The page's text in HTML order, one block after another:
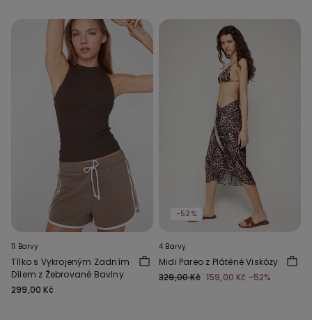
11 Barvy
Tílko s Vykrojeným Zadním
Dílem z Žebrované Bavlny
299,00 Kč
-52%
4 Barvy
Midi Pareo z Plátěné Viskózy
329,00 Kč 159,00 Kč -52%